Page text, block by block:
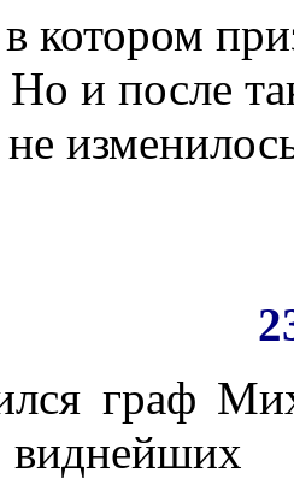
в котором
и после
не
граф